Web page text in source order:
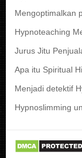
Mengoptimalkan
Hypnoteaching
Jurus Jitu
Apa itu Spiritual
Menjadi detektif
Hypnoslimming